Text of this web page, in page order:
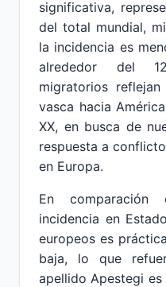
significativa,
del total mundial,
la incidencia es
alrededor del
migratorios
vasca hacia
XX, en busca de
respuesta a
en Europa.
En
incidencia en
europeos es
baja, lo que
apellido Apestegi